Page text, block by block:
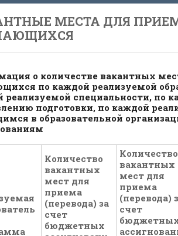
МЕСТА ДЛЯ
о количестве вакантных
по каждой реализуемой
реализуемой специальности, по
подготовки, по каждой
в образовательной
Количество
вакантных
мест для
приема
(перевода) за
счет
бюджетных
Количество
вакантных
мест для
приема
(перевода)
счет